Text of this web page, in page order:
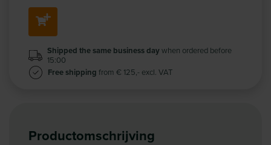
Shipped the same business daywhen ordered before
15:00
Free shipping from € 125,- excl. VAT
Productomschrijving